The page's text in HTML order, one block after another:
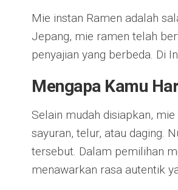
Mie instan Ramen adalah
Jepang, mie ramen telah
penyajian yang berbeda. Di
Mengapa Kamu
Selain mudah disiapkan,
sayuran, telur, atau daging.
tersebut. Dalam pemilihan
menawarkan rasa autentik